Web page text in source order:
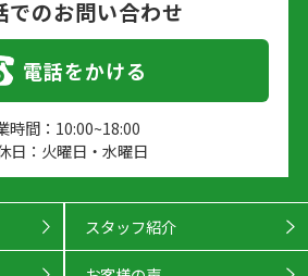
でのお問い合わせ
電話をかける
時間：10:00~18:00
日：火曜日・水曜日
スタッフ紹介